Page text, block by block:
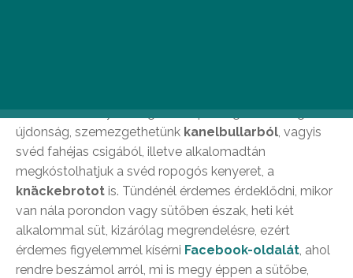
felbukkannak ínyencségek is. A pékségben mindig van
újdonság, szemezgethetünk kanelbullarból, vagyis
svéd fahéjas csigából, illetve alkalomadtán
megkóstolhatjuk a svéd ropogós kenyeret, a
knäckebrotot is. Tündénél érdemes érdeklődni, mikor
van nála porondon vagy sütőben észak, heti két
alkalommal süt, kizárólag megrendelésre, ezért
érdemes figyelemmel kísérni Facebook-oldalát, ahol
rendre beszámol arról, mi is megy éppen a sütőbe,